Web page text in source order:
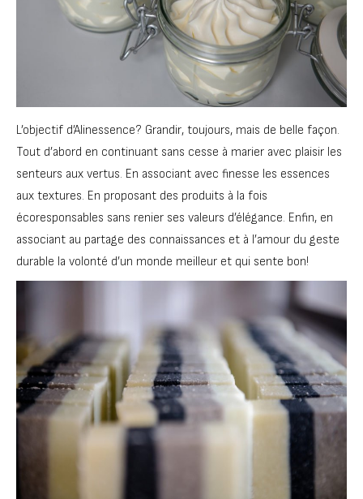
L’objectif d’Alinessence? Grandir, toujours, mais de belle façon.
Tout d’abord en continuant sans cesse à marier avec plaisir les
senteurs aux vertus. En associant avec finesse les essences
aux textures. En proposant des produits à la fois
écoresponsables sans renier ses valeurs d’élégance. Enfin, en
associant au partage des connaissances et à l’amour du geste
durable la volonté d’un monde meilleur et qui sente bon!